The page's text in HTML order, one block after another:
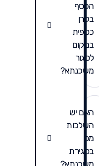
הכסף
בקרן
כספית
במקום
לסגור
משכנתא?
האם יש
השלכות
מס
בסגירת
משכנתא?